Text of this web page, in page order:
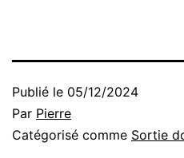
Publié le 05/12/2024
Par Pierre
Catégorisé comme Sortie